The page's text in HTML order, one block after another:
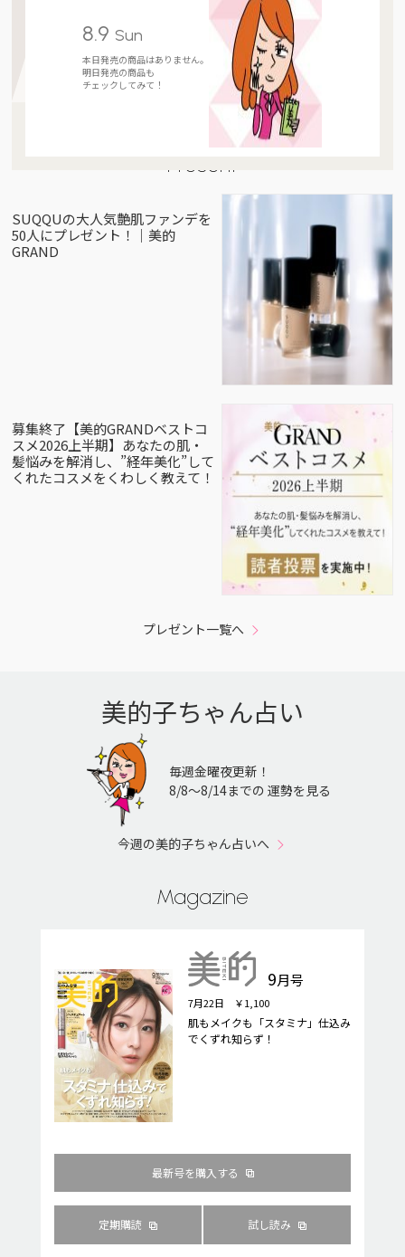
8.9 Sun
本日発売の商品はありません。
明日発売の商品も
チェックしてみて！
Present
SUQQUの大人気艶肌ファンデを
50人にプレゼント！｜美的
GRAND
募集終了【美的GRANDベストコ
スメ2026上半期】あなたの肌・
髪悩みを解消し、”経年美化”して
くれたコスメをくわしく教えて！
プレゼント一覧へ
美的子ちゃん占い
毎週金曜夜更新！
8/8〜8/14までの 運勢を見る
今週の美的子ちゃん占いへ
Magazine
9月号
7月22日 ￥1,100
肌もメイクも「スタミナ」仕込み
でくずれ知らず！
最新号を購入する
定期購読 試し読み